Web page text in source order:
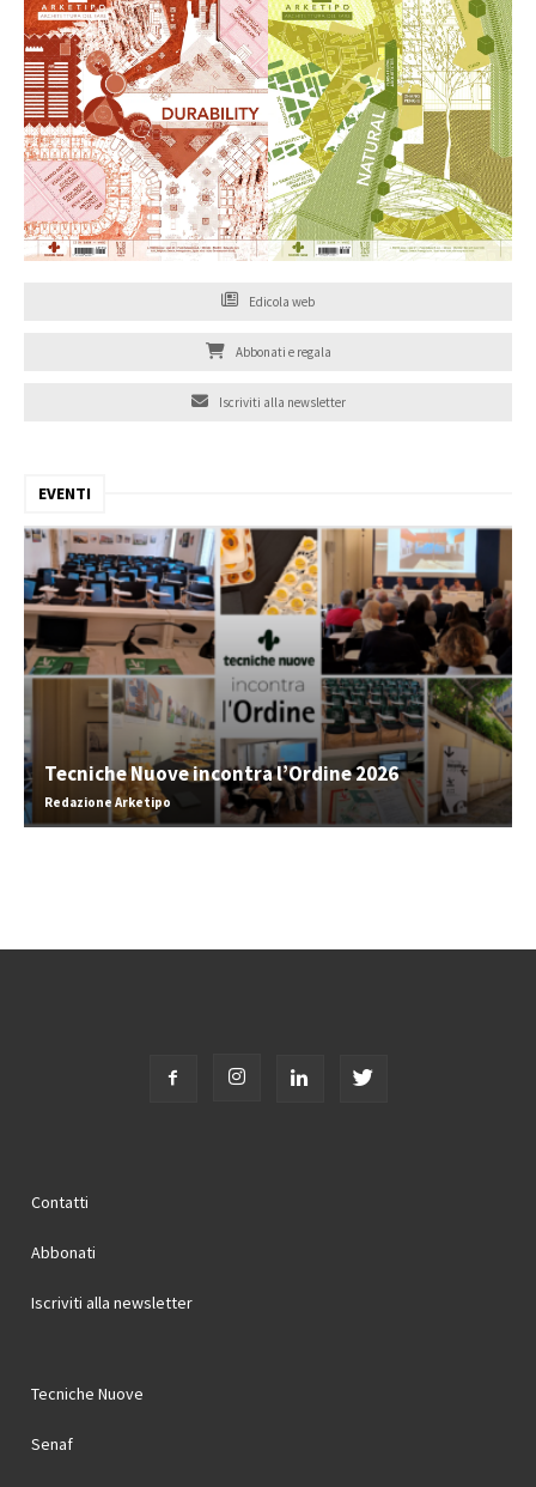
Edicola web
Abbonati e regala
Iscriviti alla newsletter
EVENTI
Tecniche Nuove incontra l’Ordine 2026
Redazione Arketipo
Contatti
Abbonati
Iscriviti alla newsletter
Tecniche Nuove
Senaf